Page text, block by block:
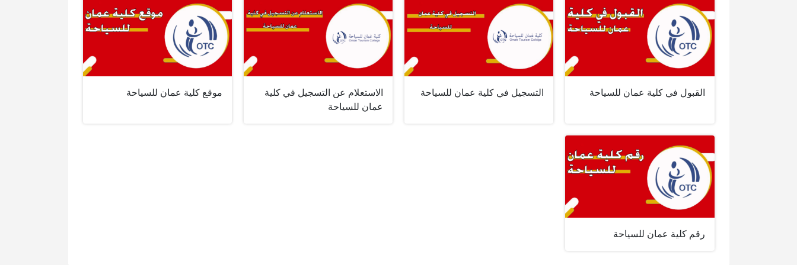
القبول في كلية عمان للسياحة التسجيل في كلية عمان للسياحة
الاستعلام عن التسجيل في كلية
عمان للسياحة
موقع كلية عمان للسياحة
رقم كلية عمان للسياحة